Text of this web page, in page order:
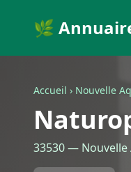
🌿
Accueil › Nouvelle
33530 — Nouvelle